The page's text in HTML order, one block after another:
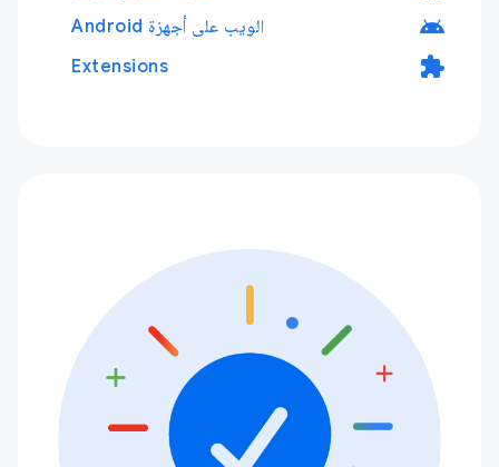
android الويب على أجهزة Android
extension
Extensions